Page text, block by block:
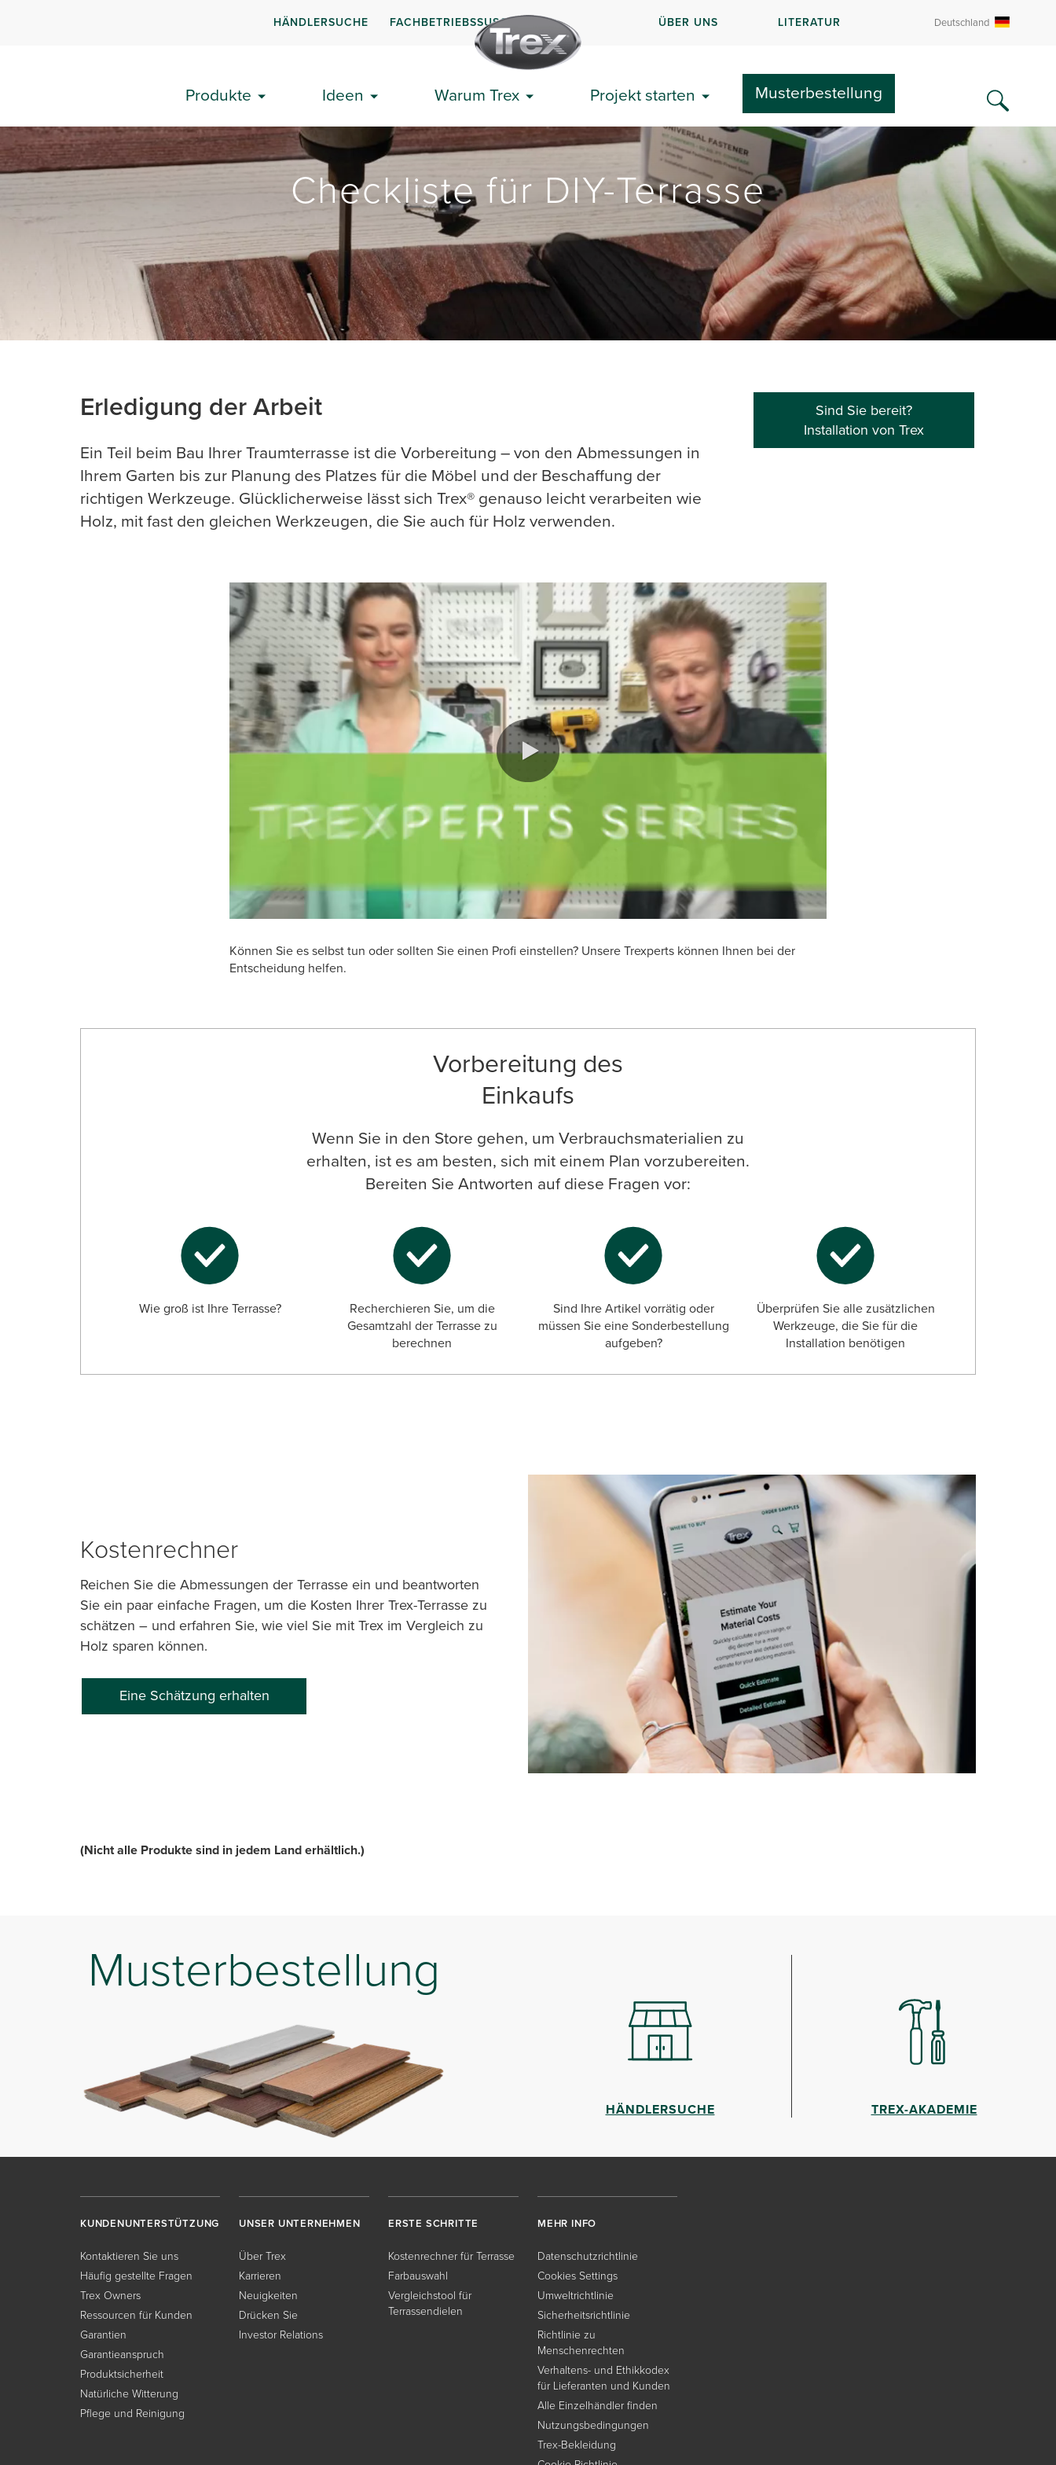
HÄNDLERSUCHE FACHBETRIEBSSUSCHE ÜBER UNS LITERATUR Deutschland
Produkte Ideen Warum Trex Projekt starten Musterbestellung
Checkliste für DIY-Terrasse
Erledigung der Arbeit
Ein Teil beim Bau Ihrer Traumterrasse ist die Vorbereitung – von den Abmessungen in
Ihrem Garten bis zur Planung des Platzes für die Möbel und der Beschaffung der
richtigen Werkzeuge. Glücklicherweise lässt sich Trex® genauso leicht verarbeiten wie
Holz, mit fast den gleichen Werkzeugen, die Sie auch für Holz verwenden.
Sind Sie bereit?
Installation von Trex
0:00 / 1:15
Können Sie es selbst tun oder sollten Sie einen Profi einstellen? Unsere Trexperts können Ihnen bei der
Entscheidung helfen.
Vorbereitung des
Einkaufs
Wenn Sie in den Store gehen, um Verbrauchsmaterialien zu
erhalten, ist es am besten, sich mit einem Plan vorzubereiten.
Bereiten Sie Antworten auf diese Fragen vor:
Wie groß ist Ihre Terrasse?
Recherchieren Sie, um die
Gesamtzahl der Terrasse zu
berechnen
Sind Ihre Artikel vorrätig oder
müssen Sie eine Sonderbestellung
aufgeben?
Überprüfen Sie alle zusätzlichen
Werkzeuge, die Sie für die
Installation benötigen
Kostenrechner
Reichen Sie die Abmessungen der Terrasse ein und beantworten
Sie ein paar einfache Fragen, um die Kosten Ihrer Trex-Terrasse zu
schätzen – und erfahren Sie, wie viel Sie mit Trex im Vergleich zu
Holz sparen können.
Eine Schätzung erhalten
(Nicht alle Produkte sind in jedem Land erhältlich.)
Musterbestellung
HÄNDLERSUCHE TREX-AKADEMIE
KUNDENUNTERSTÜTZUNG
Kontaktieren Sie uns
Häufig gestellte Fragen
Trex Owners
Ressourcen für Kunden
Garantien
Garantieanspruch
Produktsicherheit
Natürliche Witterung
Pflege und Reinigung
UNSER UNTERNEHMEN
Über Trex
Karrieren
Neuigkeiten
Drücken Sie
Investor Relations
ERSTE SCHRITTE
Kostenrechner für Terrasse
Farbauswahl
Vergleichstool für
Terrassendielen
MEHR INFO
Datenschutzrichtlinie
Cookies Settings
Umweltrichtlinie
Sicherheitsrichtlinie
Richtlinie zu
Menschenrechten
Verhaltens- und Ethikkodex
für Lieferanten und Kunden
Alle Einzelhändler finden
Nutzungsbedingungen
Trex-Bekleidung